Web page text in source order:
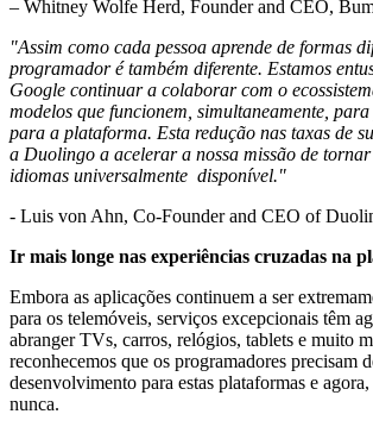
– Whitney Wolfe Herd, Founder and CEO,
"Assim como cada pessoa aprende de formas
programador é também diferente. Estamos
Google continuar a colaborar com o
modelos que funcionem, simultaneamente,
para a plataforma. Esta redução nas taxas de
a Duolingo a acelerar a nossa missão de
idiomas universalmente disponível."
- Luis von Ahn, Co-Founder and CEO of
Ir mais longe nas experiências cruzadas na
Embora as aplicações continuem a ser
para os telemóveis, serviços excepcionais têm
abranger TVs, carros, relógios, tablets e muito
reconhecemos que os programadores precisam
desenvolvimento para estas plataformas e
nunca.